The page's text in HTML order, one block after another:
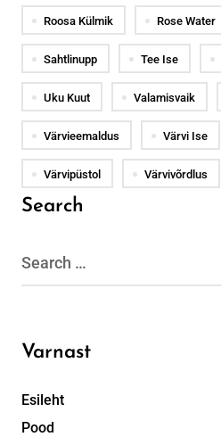
Roosa Külmik Rose Water
Sahtlinupp Tee Ise
Uku Kuut Valamisvaik
Värvieemaldus Värvi Ise
Värvipüstol Värvivõrdlus
Search
Varnast
Esileht
Pood